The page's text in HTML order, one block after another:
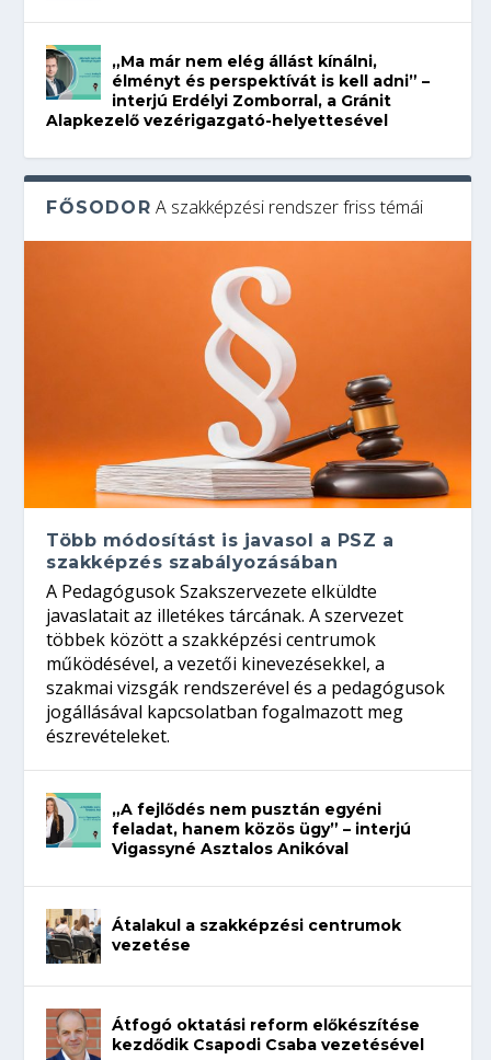
„Ma már nem elég állást kínálni,
élményt és perspektívát is kell adni” –
interjú Erdélyi Zomborral, a Gránit
Alapkezelő vezérigazgató-helyettesével
FŐSODOR A szakképzési rendszer friss témái
Több módosítást is javasol a PSZ a
szakképzés szabályozásában
A Pedagógusok Szakszervezete elküldte
javaslatait az illetékes tárcának. A szervezet
többek között a szakképzési centrumok
működésével, a vezetői kinevezésekkel, a
szakmai vizsgák rendszerével és a pedagógusok
jogállásával kapcsolatban fogalmazott meg
észrevételeket.
„A fejlődés nem pusztán egyéni
feladat, hanem közös ügy” – interjú
Vigassyné Asztalos Anikóval
Átalakul a szakképzési centrumok
vezetése
Átfogó oktatási reform előkészítése
kezdődik Csapodi Csaba vezetésével